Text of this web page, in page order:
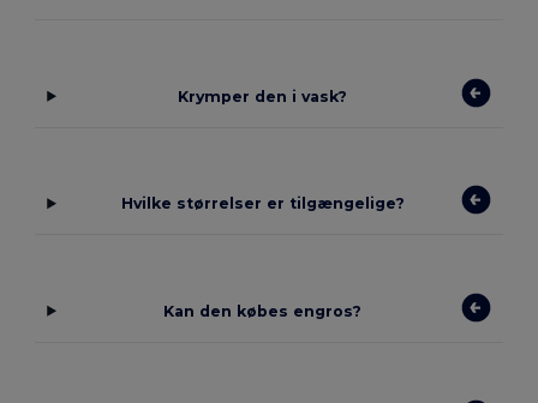
Krymper den i vask?
Hvilke størrelser er tilgængelige?
Kan den købes engros?